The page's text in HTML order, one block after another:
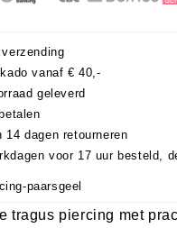
vanaf € 40,-
geleverd
14 dagen retourneren
voor 17 uur besteld,
paarsgeel
tragus piercing met